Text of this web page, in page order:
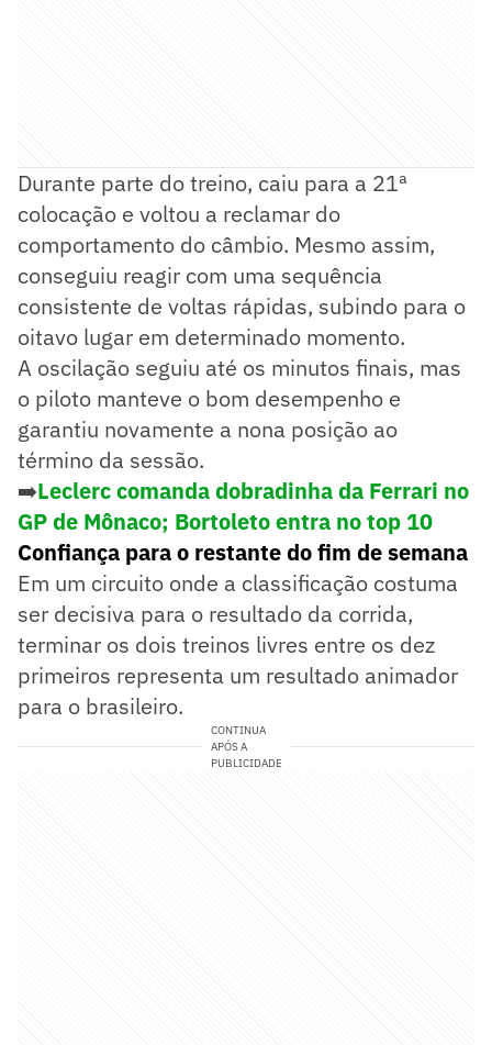
Durante parte do treino, caiu para a 21ª
colocação e voltou a reclamar do
comportamento do câmbio. Mesmo assim,
conseguiu reagir com uma sequência
consistente de voltas rápidas, subindo para o
oitavo lugar em determinado momento.
A oscilação seguiu até os minutos finais, mas
o piloto manteve o bom desempenho e
garantiu novamente a nona posição ao
término da sessão.
➡️Leclerc comanda dobradinha da Ferrari no
GP de Mônaco; Bortoleto entra no top 10
Confiança para o restante do fim de semana
Em um circuito onde a classificação costuma
ser decisiva para o resultado da corrida,
terminar os dois treinos livres entre os dez
primeiros representa um resultado animador
para o brasileiro.
CONTINUA
APÓS A
PUBLICIDADE